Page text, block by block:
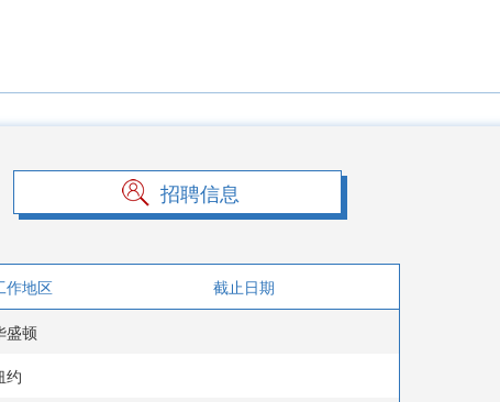
招聘信息
作地区 截止日期
盛顿
约